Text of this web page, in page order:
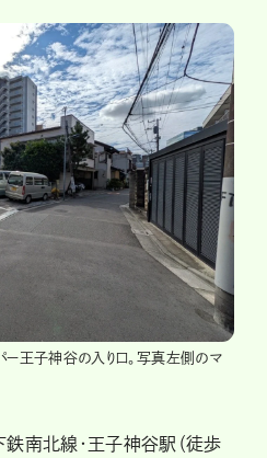
ー王子神谷の入り口。写真左側のマ
鉄南北線・王子神谷駅（徒歩